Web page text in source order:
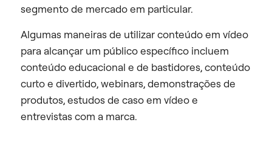
segmento de mercado em particular.
Algumas maneiras de utilizar conteúdo em vídeo
para alcançar um público específico incluem
conteúdo educacional e de bastidores, conteúdo
curto e divertido, webinars, demonstrações de
produtos, estudos de caso em vídeo e
entrevistas com a marca.